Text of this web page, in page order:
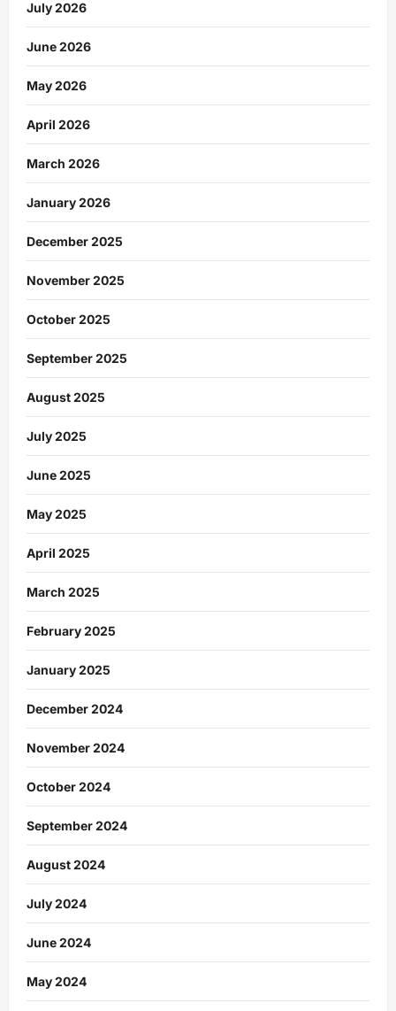
July 2026
June 2026
May 2026
April 2026
March 2026
January 2026
December 2025
November 2025
October 2025
September 2025
August 2025
July 2025
June 2025
May 2025
April 2025
March 2025
February 2025
January 2025
December 2024
November 2024
October 2024
September 2024
August 2024
July 2024
June 2024
May 2024